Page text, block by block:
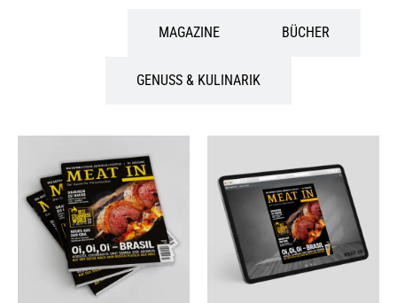
MAGAZINE BÜCHER
GENUSS & KULINARIK